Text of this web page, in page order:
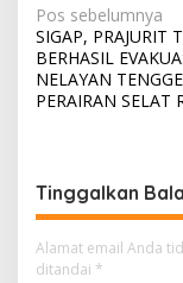
N
a
v
i
a
s
i
Pos sebelumnya
SIGAP, PRAJURIT
BERHASIL
NELAYAN
PERAIRAN SELAT
Tinggalkan
Alamat email Anda
ditandai *